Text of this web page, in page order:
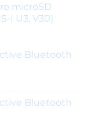
microSD
I U3, V30)
Bluetooth
Bluetooth